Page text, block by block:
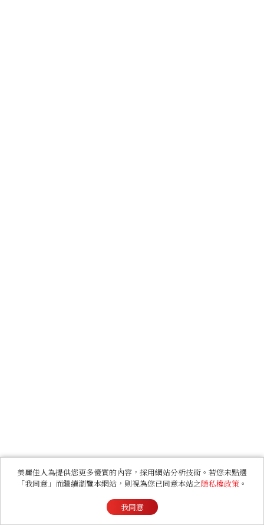
美麗佳人為提供您更多優質的內容，採用網站分析技術。若您未點選
「我同意」而繼續瀏覽本網站，則視為您已同意本站之隱私權政策 。
我同意